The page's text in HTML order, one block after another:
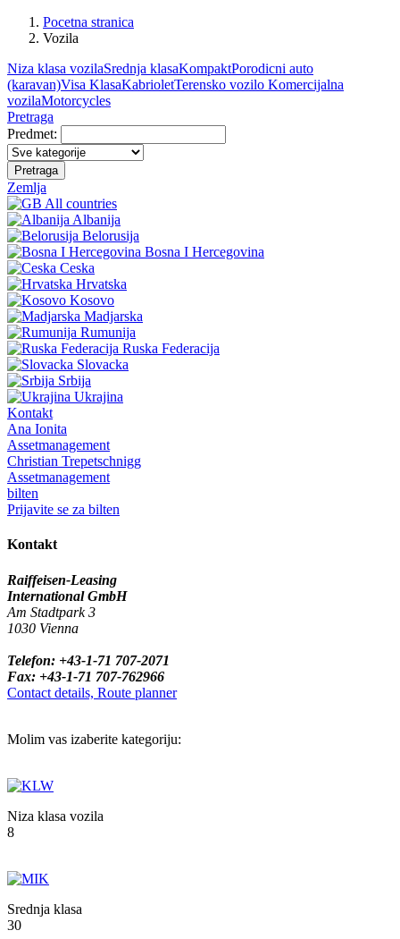
Pocetna stranica
Vozila
Niza klasa vozilaSrednja klasaKompaktPorodicni auto
(karavan)Visa KlasaKabrioletTerensko vozilo Komercijalna
vozilaMotorcycles
Pretraga
Predmet:
Pretraga
Zemlja
All countries
Albanija
Belorusija
Bosna I Hercegovina
Ceska
Hrvatska
Kosovo
Madjarska
Rumunija
Ruska Federacija
Slovacka
Srbija
Ukrajina
Kontakt
Ana Ionita
Assetmanagement
Christian Trepetschnigg
Assetmanagement
bilten
Prijavite se za bilten
Kontakt
Raiffeisen-Leasing
International GmbH
Am Stadtpark 3
1030 Vienna
Telefon: +43-1-71 707-2071
Fax: +43-1-71 707-762966
Contact details, Route planner
Molim vas izaberite kategoriju:
Niza klasa vozila
8
Srednja klasa
30